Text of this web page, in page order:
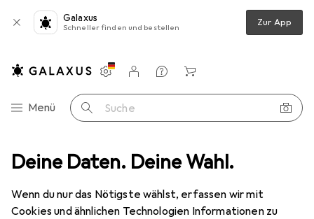
Deine Daten. Deine Wahl.
Wenn du nur das Nötigste wählst, erfassen wir mit
Cookies und ähnlichen Technologien Informationen zu
Galaxus
Schneller finden und bestellen Zur App
Navigation nach Kategorien
Menü Suche
Einstellungen
Kundenkonto
Vergleichslisten
Merklisten
Warenkorb
Lichttechnik Spiegelkugel Eurolite Spiegelkugel 15cm gold